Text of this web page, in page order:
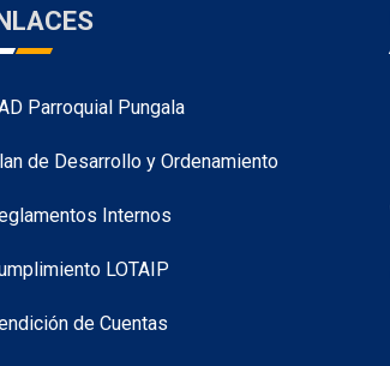
Parroquial Pungala
de Desarrollo y Ordenamiento
Internos
LOTAIP
de Cuentas